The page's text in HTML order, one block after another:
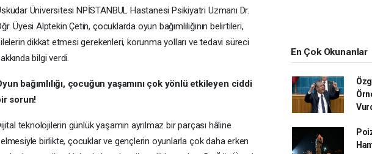
Üniversitesi NPİSTANBUL Hastanesi Psikiyatri Uzmanı Dr.
Üyesi Alptekin Çetin, çocuklarda oyun bağımlılığının belirtileri,
dikkat etmesi gerekenleri, korunma yolları ve tedavi süreci
bilgi verdi.
bağımlılığı, çocuğun yaşamını çok yönlü etkileyen ciddi
sorun!
teknolojilerin günlük yaşamın ayrılmaz bir parçası hâline
birlikte, çocuklar ve gençlerin oyunlarla çok daha erken
En Çok Okunanlar